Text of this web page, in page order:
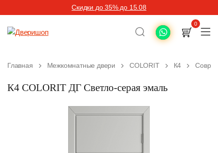
Скидки до 35% до 15.08
0
Главная Межкомнатные двери COLORIT К4
К4 COLORIT ДГ Светло-серая эмаль